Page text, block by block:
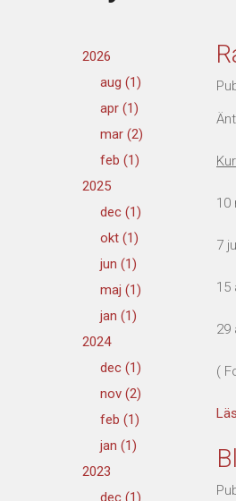
2026
aug (1)
apr (1)
mar (2)
feb (1)
2025
dec (1)
okt (1)
jun (1)
maj (1)
jan (1)
2024
dec (1)
nov (2)
feb (1)
jan (1)
2023
dec (1)
10
7
15
29
(